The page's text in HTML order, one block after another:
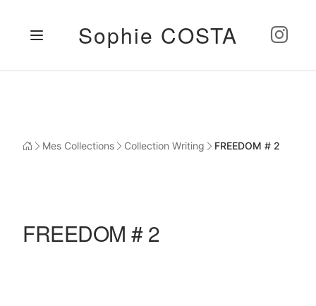
Sophie COSTA
Mes Collections Collection Writing FREEDOM # 2
FREEDOM # 2